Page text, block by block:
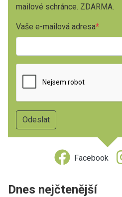
mailové schránce. ZDARMA.
Vaše e-mailová adresa
Facebook
Dnes nejčtenější